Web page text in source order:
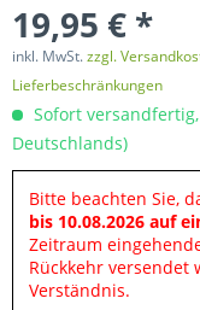
19,95 € *
inkl. MwSt.zzgl.
Lieferbeschränkungen
Sofort
Deutschlands)
Bitte beachten Sie,
bis 10.08.2026 auf
Zeitraum
Rückkehr
Verständnis.